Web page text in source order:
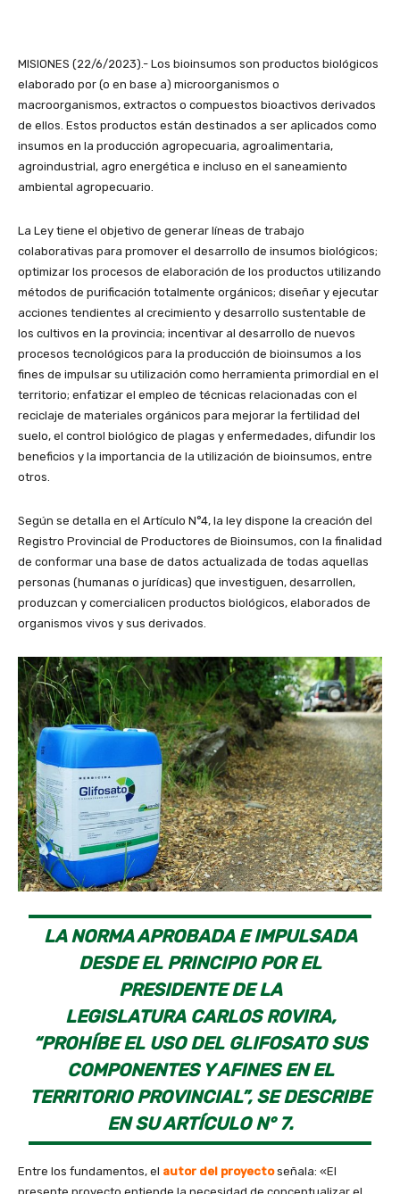
MISIONES (22/6/2023).- Los bioinsumos son productos biológicos
elaborado por (o en base a) microorganismos o
macroorganismos, extractos o compuestos bioactivos derivados
de ellos. Estos productos están destinados a ser aplicados como
insumos en la producción agropecuaria, agroalimentaria,
agroindustrial, agro energética e incluso en el saneamiento
ambiental agropecuario.
La Ley tiene el objetivo de generar líneas de trabajo
colaborativas para promover el desarrollo de insumos biológicos;
optimizar los procesos de elaboración de los productos utilizando
métodos de purificación totalmente orgánicos; diseñar y ejecutar
acciones tendientes al crecimiento y desarrollo sustentable de
los cultivos en la provincia; incentivar al desarrollo de nuevos
procesos tecnológicos para la producción de bioinsumos a los
fines de impulsar su utilización como herramienta primordial en el
territorio; enfatizar el empleo de técnicas relacionadas con el
reciclaje de materiales orgánicos para mejorar la fertilidad del
suelo, el control biológico de plagas y enfermedades, difundir los
beneficios y la importancia de la utilización de bioinsumos, entre
otros.
Según se detalla en el Artículo N°4, la ley dispone la creación del
Registro Provincial de Productores de Bioinsumos, con la finalidad
de conformar una base de datos actualizada de todas aquellas
personas (humanas o jurídicas) que investiguen, desarrollen,
produzcan y comercialicen productos biológicos, elaborados de
organismos vivos y sus derivados.
LA NORMA APROBADA E IMPULSADA
DESDE EL PRINCIPIO POR EL
PRESIDENTE DE LA
LEGISLATURA CARLOS ROVIRA,
“PROHÍBE EL USO DEL GLIFOSATO SUS
COMPONENTES Y AFINES EN EL
TERRITORIO PROVINCIAL”, SE DESCRIBE
EN SU ARTÍCULO N° 7.
Entre los fundamentos, el autor del proyectoseñala: «El